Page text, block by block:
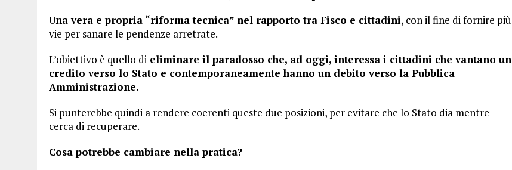
Una vera e propria “riforma tecnica” nel rapporto tra Fisco e cittadini, con il fine di fornire più
vie per sanare le pendenze arretrate.
L’obiettivo è quello di eliminare il paradosso che, ad oggi, interessa i cittadini che vantano un
credito verso lo Stato e contemporaneamente hanno un debito verso la Pubblica
Amministrazione.
Si punterebbe quindi a rendere coerenti queste due posizioni, per evitare che lo Stato dia mentre
cerca di recuperare.
Cosa potrebbe cambiare nella pratica?